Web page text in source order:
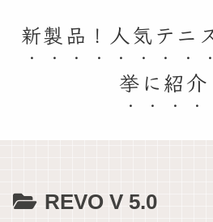
新製品！人気テニ
挙に紹介
REVO V 5.0